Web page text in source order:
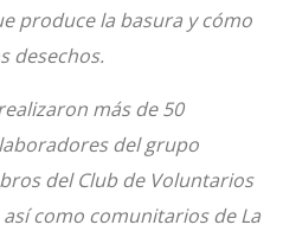
produce la basura y cómo
desechos.
más de 50
del grupo
del Club de Voluntarios
como comunitarios de La